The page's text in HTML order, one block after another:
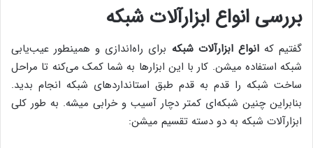
بررسی انواع ابزارآلات شبکه
گفتیم کهانواع ابزارآلات شبکه برای راه‌اندازی و همینطور عیب‌یابی
شبکه استفاده میشن. کار با این ابزارها به شما کمک می‌کنه تا مراحل
ساخت شبکه را قدم به قدم طبق استانداردهای شبکه انجام بدید.
بنابراین چنین شبکه‌ای کمتر دچار آسیب و خرابی میشه. به طور کلی
ابزارآلات شبکه به دو دسته تقسیم میشن: